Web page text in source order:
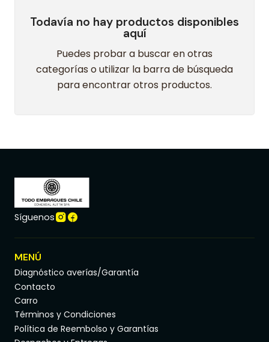
Todavía no hay productos disponibles
aquí
Puedes probar a buscar en otras
categorías o utilizar la barra de búsqueda
para encontrar otros productos.
Síguenos
MENÚ
Diagnóstico averías/Garantía
Contacto
Carro
Términos y Condiciones
Política de Reembolso y Garantías